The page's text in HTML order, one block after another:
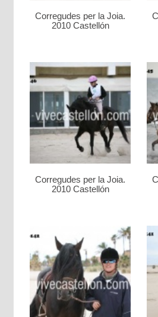
Corregudes per la Joia.
2010 Castellón
Corregudes per la Joia.
2010 Castellón